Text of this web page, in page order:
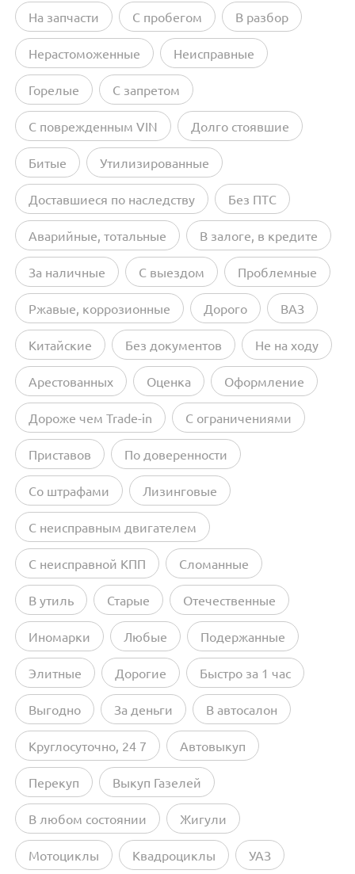
На запчасти С пробегом В разбор
Нерастоможенные Неисправные
Горелые С запретом
С поврежденным VIN Долго стоявшие
Битые Утилизированные
Доставшиеся по наследству Без ПТС
Аварийные, тотальные В залоге, в кредите
За наличные С выездом Проблемные
Ржавые, коррозионные Дорого ВАЗ
Китайские Без документов Не на ходу
Арестованных Оценка Оформление
Дороже чем Trade-in С ограничениями
Приставов По доверенности
Со штрафами Лизинговые
С неисправным двигателем
С неисправной КПП Сломанные
В утиль Старые Отечественные
Иномарки Любые Подержанные
Элитные Дорогие Быстро за 1 час
Выгодно За деньги В автосалон
Круглосуточно, 24 7 Автовыкуп
Перекуп Выкуп Газелей
В любом состоянии Жигули
Мотоциклы Квадроциклы УАЗ